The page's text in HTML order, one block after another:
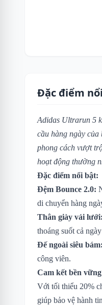
Đặc điểm
Adidas Ultrarun 5
cầu hàng ngày
phong cách vượt
hoạt động thường
Đặc điểm nổi bật:
Đệm Bounce 2.0:
di chuyển hàng
Thân giày vải lưới:
thoáng suốt cả
Đế ngoài siêu bám:
công viên.
Cam kết bền
Với tối thiểu 20%
giúp bảo vệ hành